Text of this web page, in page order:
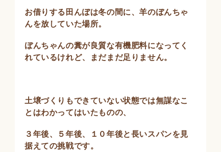
お借りする田んぼは冬の間に、羊のぼんちゃ
んを放していた場所。
ぼんちゃんの糞が良質な有機肥料になってく
れているけれど、まだまだ足りません。
土壌づくりもできていない状態では無謀なこ
とはわかってはいたものの、
３年後、５年後、１０年後と長いスパンを見
据えての挑戦です。